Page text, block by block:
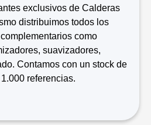
exclusivos de Calderas
distribuimos todos los
como
suavizadores,
Contamos con un stock de
referencias.